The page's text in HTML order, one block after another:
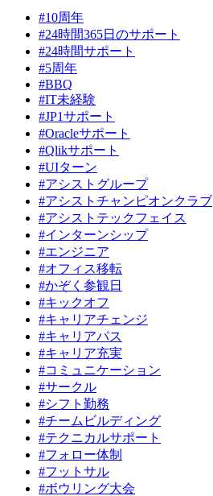
#10周年
#24時間365日のサポート
#24時間サポート
#5周年
#BBQ
#IT未経験
#JP1サポート
#Oracleサポート
#Qlikサポート
#UIターン
#アシストグループ
#アシストチャンピオンクラブ
#アシストテックフェイス
#インターンシップ
#エンジニア
#オフィス移転
#かぞく参観日
#キックオフ
#キャリアチェンジ
#キャリアパス
#キャリア充実
#コミュニケーション
#サークル
#シフト勤務
#チームビルディング
#テクニカルサポート
#フォロー体制
#フットサル
#ボウリング大会